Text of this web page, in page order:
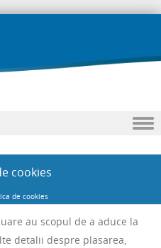
cookies
de cookies
au scopul de a aduce la
detalii despre plasarea,